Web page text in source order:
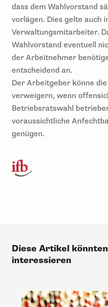
dass dem Wahlvorstand
vorlägen. Dies gelte auch
Verwaltungsmitarbeiter.
Wahlvorstand eventuell
der Arbeitnehmer
entscheidend an.
Der Arbeitgeber könne
verweigern, wenn
Betriebsratswahl
voraussichtliche
genügen.
Diese Artikel
interessieren